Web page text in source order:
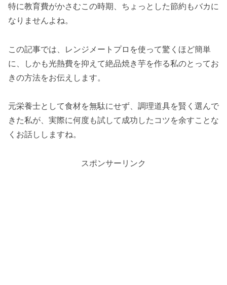
特に教育費がかさむこの時期、ちょっとした節約もバカに
なりませんよね。
この記事では、レンジメートプロを使って驚くほど簡単
に、しかも光熱費を抑えて絶品焼き芋を作る私のとってお
きの方法をお伝えします。
元栄養士として食材を無駄にせず、調理道具を賢く選んで
きた私が、実際に何度も試して成功したコツを余すことな
くお話ししますね。
スポンサーリンク